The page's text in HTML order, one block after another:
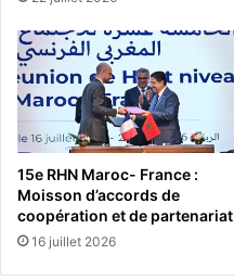
15e RHN Maroc- France :
Moisson d’accords de
coopération et de partenariat
16 juillet 2026